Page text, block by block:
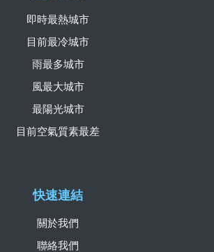
快速連結
關於我們
聯絡我們
即時最熱城市
目前最冷城市
雨最多城市
風最大城市
最陽光城市
目前空氣質素最差